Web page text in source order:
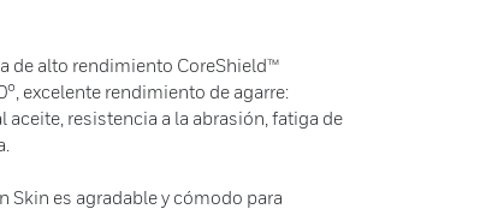
de alto rendimiento CoreShield™
excelente rendimiento de agarre:
resistencia a la abrasión, fatiga de
Skin es agradable y cómodo para